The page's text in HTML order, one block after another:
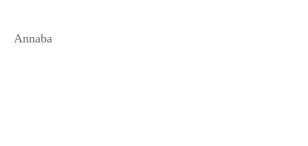
Annaba